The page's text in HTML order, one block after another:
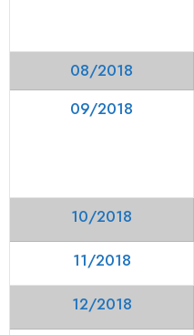
08/2018
09/2018
10/2018
11/2018
12/2018